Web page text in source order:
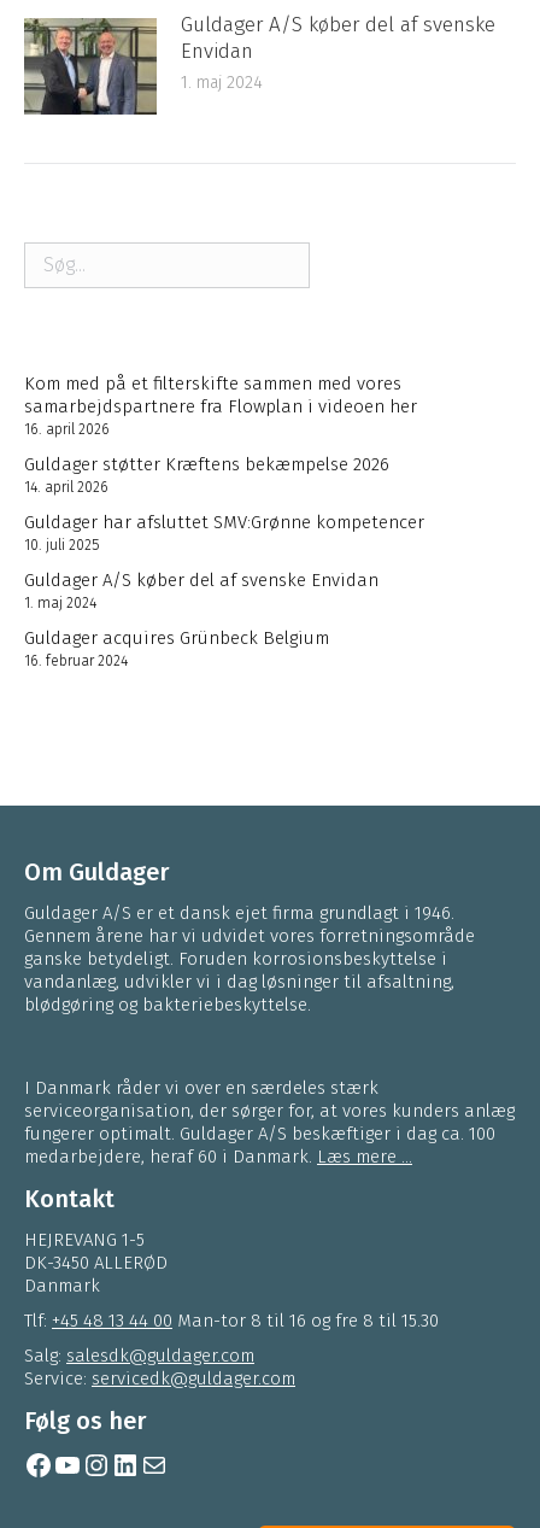
Guldager A/S køber del af svenske
Envidan
1. maj 2024
Søg
Kom med på et filterskifte sammen med vores
samarbejdspartnere fra Flowplan i videoen her
16. april 2026
Guldager støtter Kræftens bekæmpelse 2026
14. april 2026
Guldager har afsluttet SMV:Grønne kompetencer
10. juli 2025
Guldager A/S køber del af svenske Envidan
1. maj 2024
Guldager acquires Grünbeck Belgium
16. februar 2024
Om Guldager
Guldager A/S er et dansk ejet firma grundlagt i 1946.
Gennem årene har vi udvidet vores forretningsområde
ganske betydeligt. Foruden korrosionsbeskyttelse i
vandanlæg, udvikler vi i dag løsninger til afsaltning,
blødgøring og bakteriebeskyttelse.
I Danmark råder vi over en særdeles stærk
serviceorganisation, der sørger for, at vores kunders anlæg
fungerer optimalt. Guldager A/S beskæftiger i dag ca. 100
medarbejdere, heraf 60 i Danmark. Læs mere ...
Kontakt
HEJREVANG 1-5
DK-3450 ALLERØD
Danmark
Tlf: +45 48 13 44 00 Man-tor 8 til 16 og fre 8 til 15.30
Salg: salesdk@guldager.com
Service: servicedk@guldager.com
Følg os her
Facebook YouTube Instagram LinkedIn Mail